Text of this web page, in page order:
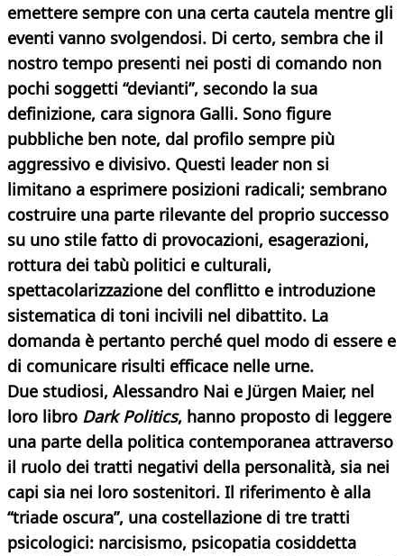
emettere sempre con una certa cautela mentre gli
eventi vanno svolgendosi. Di certo, sembra che il
nostro tempo presenti nei posti di comando non
pochi soggetti “devianti”, secondo la sua
definizione, cara signora Galli. Sono figure
pubbliche ben note, dal profilo sempre più
aggressivo e divisivo. Questi leader non si
limitano a esprimere posizioni radicali; sembrano
costruire una parte rilevante del proprio successo
su uno stile fatto di provocazioni, esagerazioni,
rottura dei tabù politici e culturali,
spettacolarizzazione del conflitto e introduzione
sistematica di toni incivili nel dibattito. La
domanda è pertanto perché quel modo di essere e
di comunicare risulti efficace nelle urne.
Due studiosi, Alessandro Nai e Jürgen Maier, nel
loro libro Dark Politics, hanno proposto di leggere
una parte della politica contemporanea attraverso
il ruolo dei tratti negativi della personalità, sia nei
capi sia nei loro sostenitori. Il riferimento è alla
“triade oscura”, una costellazione di tre tratti
psicologici: narcisismo, psicopatia cosiddetta